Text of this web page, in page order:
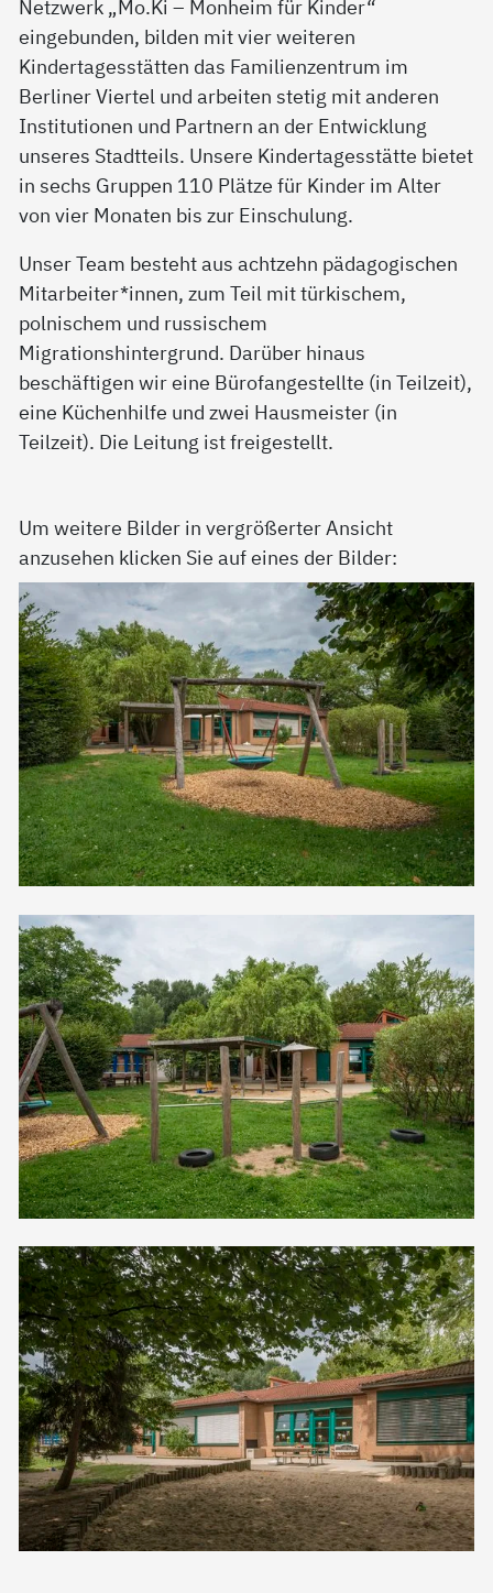
Netzwerk „Mo.Ki – Monheim für Kinder“
eingebunden, bilden mit vier weiteren
Kindertagesstätten das Familienzentrum im
Berliner Viertel und arbeiten stetig mit anderen
Institutionen und Partnern an der Entwicklung
unseres Stadtteils. Unsere Kindertagesstätte bietet
in sechs Gruppen 110 Plätze für Kinder im Alter
von vier Monaten bis zur Einschulung.
Unser Team besteht aus achtzehn pädagogischen
Mitarbeiter*innen, zum Teil mit türkischem,
polnischem und russischem
Migrationshintergrund. Darüber hinaus
beschäftigen wir eine Bürofangestellte (in Teilzeit),
eine Küchenhilfe und zwei Hausmeister (in
Teilzeit). Die Leitung ist freigestellt.
Um weitere Bilder in vergrößerter Ansicht
anzusehen klicken Sie auf eines der Bilder: